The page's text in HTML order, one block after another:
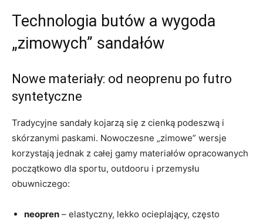
Technologia butów a wygoda
„zimowych” sandałów
Nowe materiały: od neoprenu po futro
syntetyczne
Tradycyjne sandały kojarzą się z cienką podeszwą i
skórzanymi paskami. Nowoczesne „zimowe” wersje
korzystają jednak z całej gamy materiałów opracowanych
początkowo dla sportu, outdooru i przemysłu
obuwniczego:
neopren – elastyczny, lekko ocieplający, często